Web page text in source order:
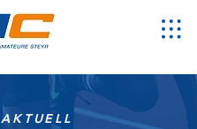
AKTUELL